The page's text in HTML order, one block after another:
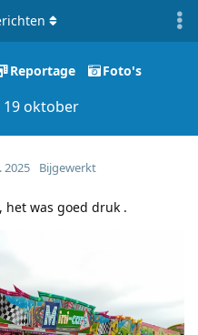
Reportage Foto's
19 oktober
2025 Bijgewerkt
het was goed druk .